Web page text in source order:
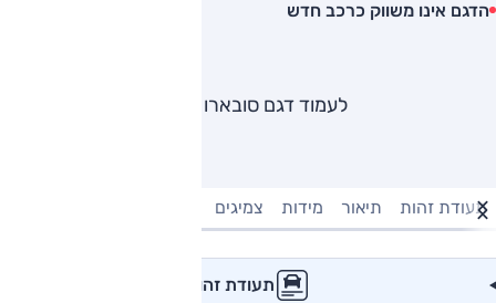
הדגם אינו משווק כרכב חדש
לעמוד דגם סובארו B3
תעודת זהות תיאור מידות צמיגים
תעודת זהות